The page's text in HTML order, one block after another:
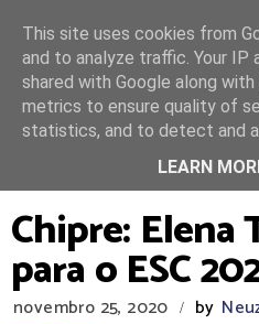
TRENDING
Chipre: Elena
para o ESC
novembro 25, 2020 / by
This site uses cookies from
and to analyze traffic. Your IP
shared with Google along
metrics to ensure quality of
statistics, and to detect and
LEARN